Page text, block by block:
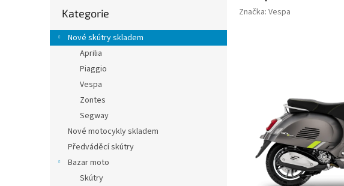
r
a
kategorie
Kategorie
Nové skútry skladem
Aprilia
Piaggio
Vespa
Zontes
Segway
Nové motocykly skladem
Předváděcí skútry
Bazar moto
Skútry
Značka: Vespa